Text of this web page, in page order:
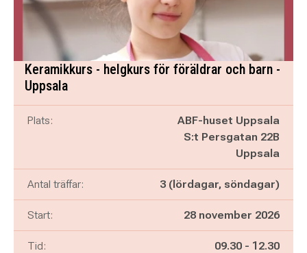
Keramikkurs - helgkurs för föräldrar och barn -
Uppsala
Plats:
ABF-huset Uppsala
S:t Persgatan 22B
Uppsala
Antal träffar: 3 (lördagar, söndagar)
Start: 28 november 2026
Tid: Pågår mellan
09.30 - och
12.30